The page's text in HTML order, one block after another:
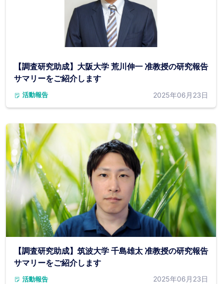
【調査研究助成】大阪大学 荒川伸一 准教授の研究報告
サマリーをご紹介します
活動報告 2025年06月23日
【調査研究助成】筑波大学 千島雄太 准教授の研究報告
サマリーをご紹介します
活動報告 2025年06月23日